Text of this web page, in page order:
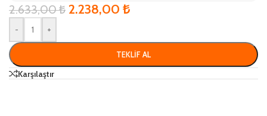
2.633,00₺ 2.238,00 ₺
- +
TEKLIF AL
Karşılaştır